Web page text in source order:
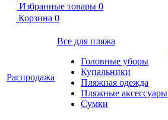
Избранные товары 0
Корзина 0
Распродажа
Все для пляжа
Головные уборы
Купальники
Пляжная одежда
Пляжные аксессуары
Сумки